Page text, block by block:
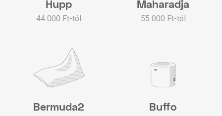
Hupp
44 000 Ft-tól
Maharadja
55 000 Ft-tól
Bermuda2 Buffo